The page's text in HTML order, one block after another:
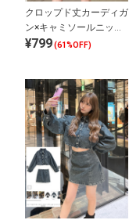
クロップド丈カーディガ
ン×キャミソールニット
アンサンブル
¥799(61%OFF)